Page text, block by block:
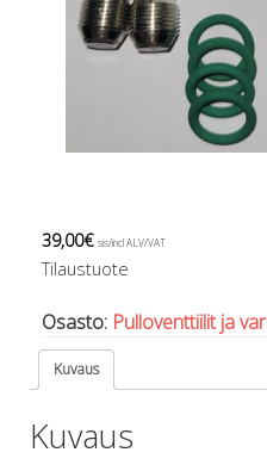
Muu
39,00€ sis/incl ALV/VAT
Tilaustuote
Osasto: Pulloventtiilit ja
Kuvaus
Kuvaus